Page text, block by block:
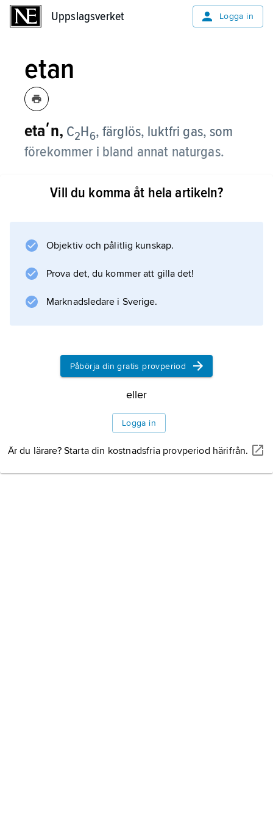
Uppslagsverket Logga in
etan
etaʹn, C2H6, färglös, luktfri gas, som
förekommer i bland annat naturgas.
råolja.Vill du komma åt hela artikeln?
Objektiv och pålitlig kunskap.
Prova det, du kommer att gilla det!
Marknadsledare i Sverige.
Påbörja din gratis provperiod
eller
Logga in
Är du lärare? Starta din kostnadsfria provperiod härifrån.